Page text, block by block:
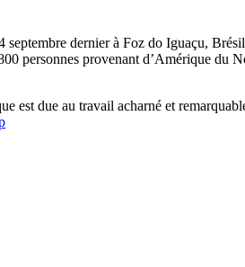
dernier à Foz do Iguaçu,
personnes provenant d’Amérique du
due au travail acharné et